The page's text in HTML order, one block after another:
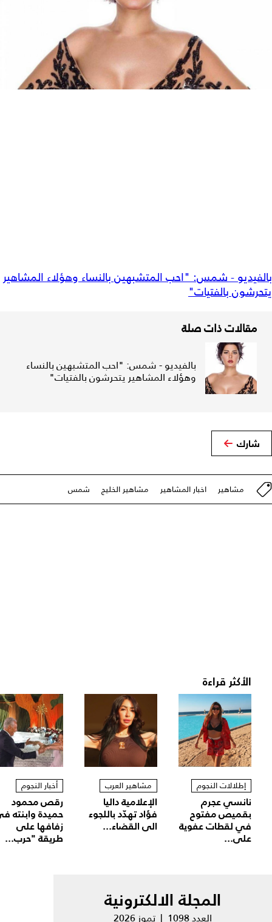
بالفيديو - شمس: "احب المتشبهين بالنساء وهؤلاء المشاهير
يتحرشون بالفتيات"
مقالات ذات صلة
بالفيديو - شمس: "احب المتشبهين بالنساء
وهؤلاء المشاهير يتحرشون بالفتيات"
شارك
مشاهير اخبار المشاهير مشاهير الخليج شمس
الأكثر قراءة
إطلالات النجوم
نانسي عجرم
بقميص مفتوح
في لقطات عفوية
على...
مشاهير العرب
الإعلامية داليا
فؤاد تهدّد باللجوء
الى القضاء...
أخبار النجوم
رقص محمود
حميدة وابنته
زفافها على
طريقة "حرب...
المجلة الالكترونية
العدد 1098 | تموز 2026